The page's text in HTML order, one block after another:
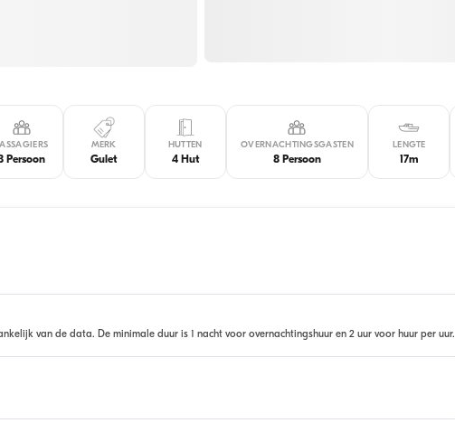
Persoon
MERK
Gulet
HUTTEN
4 Hut
OVERNACHTINGSGASTEN
8 Persoon
LENGTE
17m
van de data. De minimale duur is 1 nacht voor overnachtingshuur en 2 uur voor huur per uur.